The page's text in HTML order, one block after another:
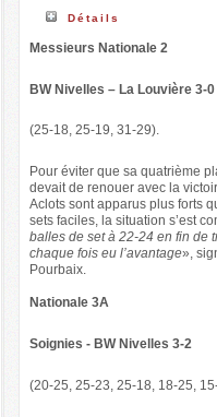
Détails
Messieurs Nationale 2
BW Nivelles – La Louvière 3-0
(25-18, 25-19, 31-29).
Pour éviter que sa quatrième
devait de renouer avec la
Aclots sont apparus plus forts
sets faciles, la situation s’est
balles de set à 22-24 en fin de
chaque fois eu l’avantage»,
Pourbaix.
Nationale 3A
Soignies - BW Nivelles 3-2
(20-25, 25-23, 25-18, 18-25,